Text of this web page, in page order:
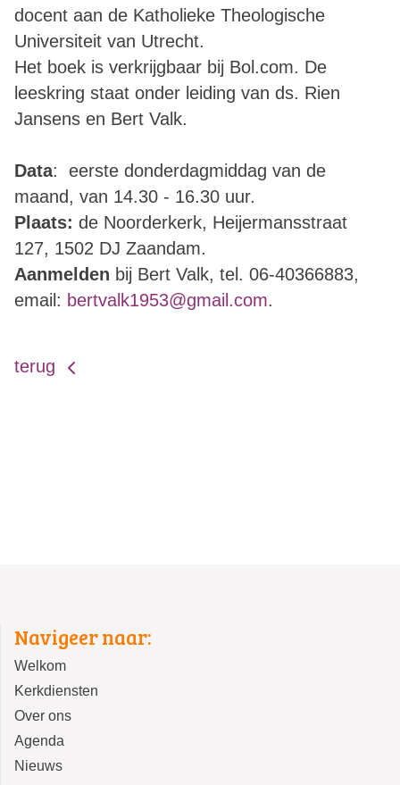
docent aan de Katholieke Theologische
Universiteit van Utrecht.
Het boek is verkrijgbaar bij Bol.com. De
leeskring staat onder leiding van ds. Rien
Jansens en Bert Valk.
Data: eerste donderdagmiddag van de
maand, van 14.30 - 16.30 uur.
Plaats: de Noorderkerk, Heijermansstraat
127, 1502 DJ Zaandam.
Aanmelden bij Bert Valk, tel. 06-40366883,
email: bertvalk1953@gmail.com.
terug
Navigeer naar:
Welkom
Kerkdiensten
Over ons
Agenda
Nieuws